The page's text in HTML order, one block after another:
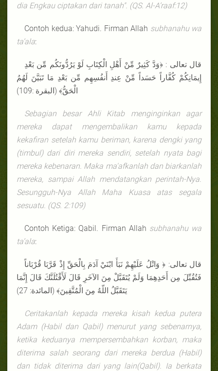
dia Engkau ciptakan dari tanah". (QS. Al-A’raaf:12)
Contoh kedua: Yahudi. Firman Allah subhanahu wa
ta’ala:
قال تعالى : ﴿وَدَّ كَثِيرٌ مِّنْ أَهْلِ الْكِتَابِ لَوْ يَرُدُّونَكُم مِّن بَعْدِ
إِيمَانِكُمْ كُفَّاراً حَسَداً مِّنْ عِندِ أَنفُسِهِم مِّن بَعْدِ مَا تَبَيَّنَ لَهُمُ
الْحَقُّ﴾ (البقرة :109)
Sebagian besar Ahli Kitab menginginkan agar
mereka dapat mengembalikan kamu kepada
kekafiran setelah kamu beriman, karena dengki yang
(timbul) dari diri mereka sendiri, setelah nyata bagi
mereka kebenaran. Maka ma'afkanlah dan biarkanlah
mereka, sampai Allah mendatangkan perintah-Nya.
Sesungguh-Nya Allah Maha Kuasa atas segala
sesuatu. (QS. 2:109)
Contoh Ketiga: Qabil. Firman Allah subhanahu wa
ta’ala:
قال تعالى: ﴿ وَاتْلُ عَلَيْهِمْ نَبَأَ ابْنَيْ آدَمَ بِالْحَقِّ إِذْ قَرَّبَا قُرْبَاناً
فَتُقُبِّلَ مِن أَحَدِهِمَا وَلَمْ يُتَقَبَّلْ مِنَ الآخَرِ قَالَ لَأَقْتُلَنَّكَ قَالَ إِنَّمَا
يَتَقَبَّلُ اللّهُ مِنَ الْمُتَّقِينَ﴾ (المائدة: 27)
Ceritakanlah kepada mereka kisah kedua putera
Adam (Habil dan Qabil) menurut yang sebenarnya,
ketika keduanya mempersembahkan korban, maka
diterima salah seorang dari mereka berdua (Habil)
dan tidak diterima dari yang lain(Qabil). Ia berkata